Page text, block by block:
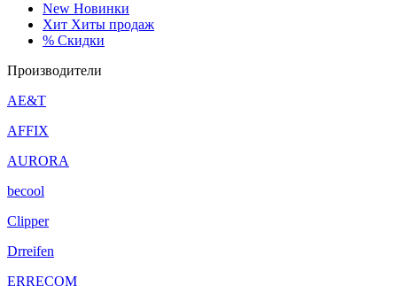
New Новинки
Хит Хиты продаж
% Скидки
Производители
AE&T
AFFIX
AURORA
becool
Clipper
Drreifen
ERRECOM